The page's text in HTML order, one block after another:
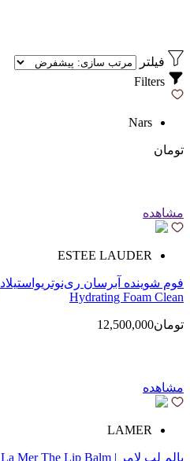
فیلتر
Nars
تومان
مشاهده
ESTEE LAUDER
Hydrating Foam Clean
تومان12,500,000
مشاهده
LAMER
بالم لب لامر | La Mer The Lip Balm